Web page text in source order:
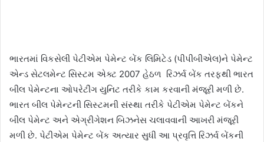
ભારતમાં વિકસેલી પેટીએમ પેમેન્ટ બેંક લિમિટેડ (પીપીબીએલ)ને પેમેન્ટ
એન્ડ સેટલમેન્ટ સિસ્ટમ એક્ટ 2007 હેઠળ રિઝર્વ બેંક તરફથી ભારત
બીલ પેમેન્ટના ઓપરેટીંગ યુનિટ તરીકે કામ કરવાની મંજૂરી મળી છે.
ભારત બીલ પેમેન્ટની સિસ્ટમની સંસ્થા તરીકે પેટીએમ પેમેન્ટ બેંકને
બીલ પેમેન્ટ અને એગ્રીગેશન બિઝનેસ ચલાવવાની આખરી મંજૂરી
મળી છે. પેટીએમ પેમેન્ટ બેંક અત્યાર સુધી આ પ્રવૃત્તિ રિઝર્વ બેંકની